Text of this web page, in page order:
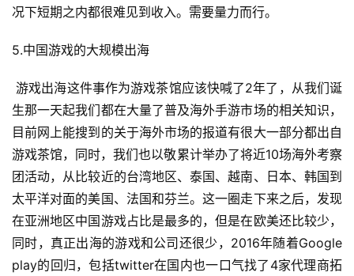
游
闲
游
戏
2
0
2
5
第
十
况下短期之内都很难见到收入。需要量力而行。
5.中国游戏的大规模出海
游戏出海这件事作为游戏茶馆应该快喊了2年了，从我们诞
生那一天起我们都在大量了普及海外手游市场的相关知识，
目前网上能搜到的关于海外市场的报道有很大一部分都出自
游戏茶馆，同时，我们也以敬累计举办了将近10场海外考察
团活动，从比较近的台湾地区、泰国、越南、日本、韩国到
太平洋对面的美国、法国和芬兰。这一圈走下来之后，发现
在亚洲地区中国游戏占比是最多的，但是在欧美还比较少，
同时，真正出海的游戏和公司还很少，2016年随着Google
play的回归，包括twitter在国内也一口气找了4家代理商拓